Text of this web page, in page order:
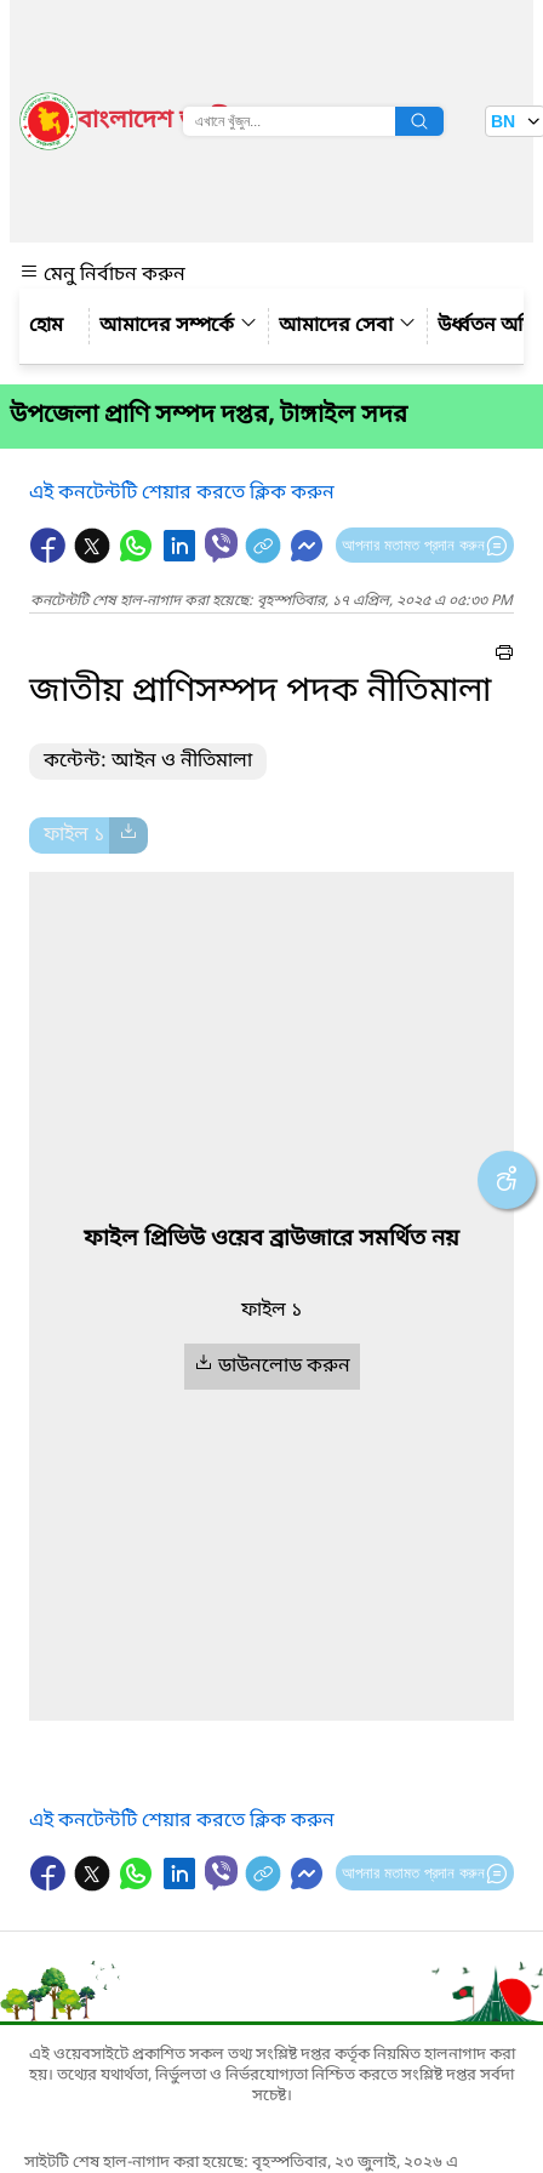
বাংলাদেশ জাতীয় তথ্য বাতায়ন BN
মেনু নির্বাচন করুন
আমাদের সম্পর্কে
আমাদের সেবা উর্ধ্বতন
উপজেলা প্রাণি সম্পদ দপ্তর, টাঙ্গাইল সদর
এই কনটেন্টটি শেয়ার করতে ক্লিক করুন
আপনার মতামত প্রদান করুন
কনটেন্টটি শেষ হাল-নাগাদ করা হয়েছে: বৃহস্পতিবার, ১৭ এপ্রিল, ২০২৫ এ ০৫:৩৩ PM
জাতীয় প্রাণিসম্পদ পদক নীতিমালা
কন্টেন্ট: আইন ও নীতিমালা
ফাইল ১
ফাইল প্রিভিউ ওয়েব ব্রাউজারে সমর্থিত নয়
ফাইল ১
ডাউনলোড করুন
এই কনটেন্টটি শেয়ার করতে ক্লিক করুন
আপনার মতামত প্রদান করুন
এই ওয়েবসাইটে প্রকাশিত সকল তথ্য সংশ্লিষ্ট দপ্তর কর্তৃক নিয়মিত হালনাগাদ করা
হয়। তথ্যের যথার্থতা, নির্ভুলতা ও নির্ভরযোগ্যতা নিশ্চিত করতে সংশ্লিষ্ট দপ্তর সর্বদা
সচেষ্ট।
সাইটটি শেষ হাল-নাগাদ করা হয়েছে: বৃহস্পতিবার, ২৩ জুলাই, ২০২৬ এ